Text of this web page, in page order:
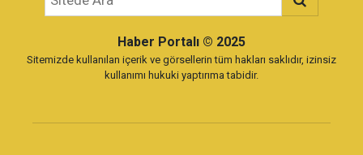
Haber Portalı © 2025
Sitemizde kullanılan içerik ve görsellerin tüm hakları saklıdır, izinsiz
kullanımı hukuki yaptırıma tabidir.